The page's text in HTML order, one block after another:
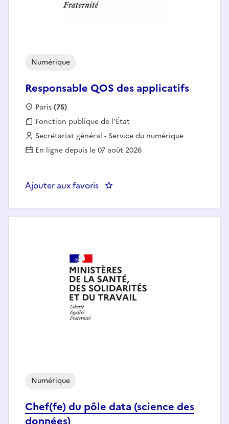
Responsable QOS des applicatifs
Numérique
Localisation :
Paris(75)
Fonction publique :
Fonction publique de l'État
Employeur :
Secrétariat général - Service du numérique
En ligne depuis le 07 août 2026
Ajouter aux favoris : Responsable QOS des
Chef(fe) du pôle data (science des
Numérique